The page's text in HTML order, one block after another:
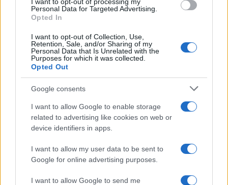
Personal Data for Targeted Advertising.
Opted In
I want to opt-out of Collection, Use,
Retention, Sale, and/or Sharing of my
Personal Data that Is Unrelated with the
Purposes for which it was collected.
Opted Out
Google consents
I want to allow Google to enable storage
related to advertising like cookies on web or
device identifiers in apps.
I want to allow my user data to be sent to
Google for online advertising purposes.
I want to allow Google to send me
de 2022 0,4666 0,4340
0,4736
de 2022
0,4200
0,3486
Novembro
de 2022
$
0,4745
$
$ 0,4983
Dezembro
$
9%
Previsão de preços para 2023
Encontro Preço Mínimo Máximo Média
% De
mensal